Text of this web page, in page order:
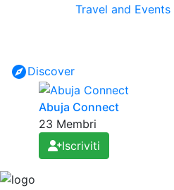
Travel and Events
Discover
Abuja Connect
23 Membri
Iscriviti